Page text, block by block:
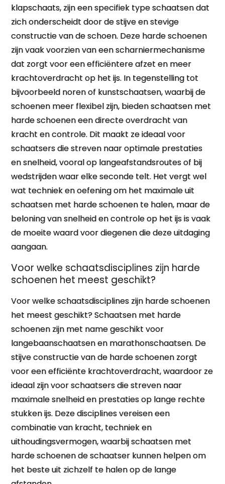
klapschaats, zijn een specifiek type schaatsen dat
zich onderscheidt door de stijve en stevige
constructie van de schoen. Deze harde schoenen
zijn vaak voorzien van een scharniermechanisme
dat zorgt voor een efficiëntere afzet en meer
krachtoverdracht op het ijs. In tegenstelling tot
bijvoorbeeld noren of kunstschaatsen, waarbij de
schoenen meer flexibel zijn, bieden schaatsen met
harde schoenen een directe overdracht van
kracht en controle. Dit maakt ze ideaal voor
schaatsers die streven naar optimale prestaties
en snelheid, vooral op langeafstandsroutes of bij
wedstrijden waar elke seconde telt. Het vergt wel
wat techniek en oefening om het maximale uit
schaatsen met harde schoenen te halen, maar de
beloning van snelheid en controle op het ijs is vaak
de moeite waard voor diegenen die deze uitdaging
aangaan.
Voor welke schaatsdisciplines zijn harde
schoenen het meest geschikt?
Voor welke schaatsdisciplines zijn harde schoenen
het meest geschikt? Schaatsen met harde
schoenen zijn met name geschikt voor
langebaanschaatsen en marathonschaatsen. De
stijve constructie van de harde schoenen zorgt
voor een efficiënte krachtoverdracht, waardoor ze
ideaal zijn voor schaatsers die streven naar
maximale snelheid en prestaties op lange rechte
stukken ijs. Deze disciplines vereisen een
combinatie van kracht, techniek en
uithoudingsvermogen, waarbij schaatsen met
harde schoenen de schaatser kunnen helpen om
het beste uit zichzelf te halen op de lange